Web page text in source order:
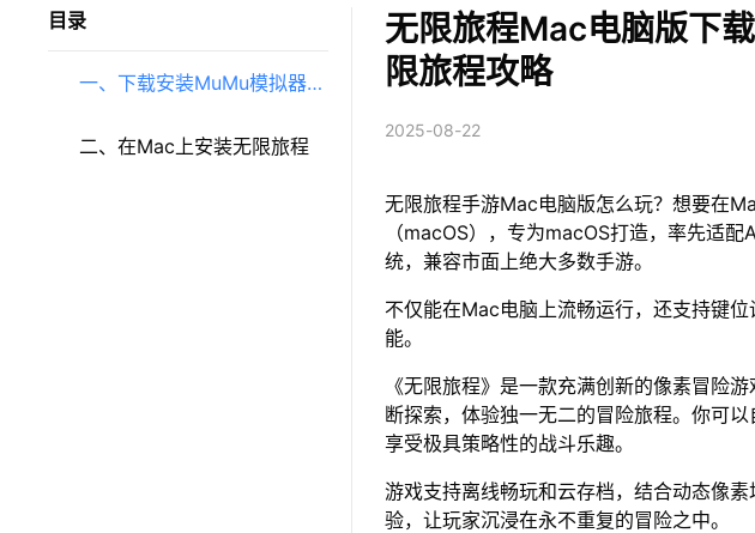
目录
一、下载安装MuMu模拟器
（macOS）（原MuMu模拟
二、在Mac上安装无限旅程
无限旅程Mac电脑版下
限旅程攻略
2025-08-22
无限旅程手游Mac电脑版怎么玩？想要在
（macOS），专为macOS打造，率先适
统，兼容市面上绝大多数手游。
不仅能在Mac电脑上流畅运行，还支持键
能。
《无限旅程》是一款充满创新的像素冒险
断探索，体验独一无二的冒险旅程。你可
享受极具策略性的战斗乐趣。
游戏支持离线畅玩和云存档，结合动态像
验，让玩家沉浸在永不重复的冒险之中。